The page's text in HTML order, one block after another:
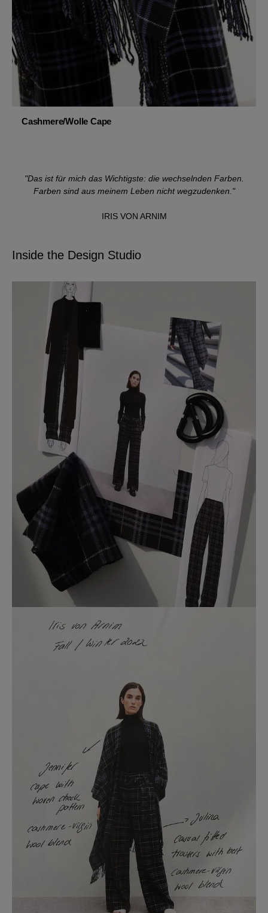
Cashmere/Wolle Cape
"Das ist für mich das Wichtigste: die wechselnden Farben.
Farben sind aus meinem Leben nicht wegzudenken."
IRIS VON ARNIM
Inside the Design Studio